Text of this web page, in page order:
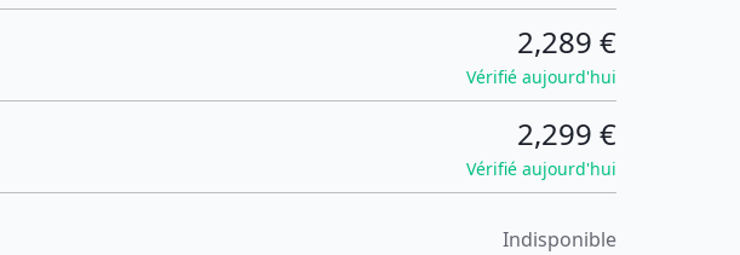
2,289 €
Vérifié aujourd'hui
2,299 €
Vérifié aujourd'hui
Indisponible